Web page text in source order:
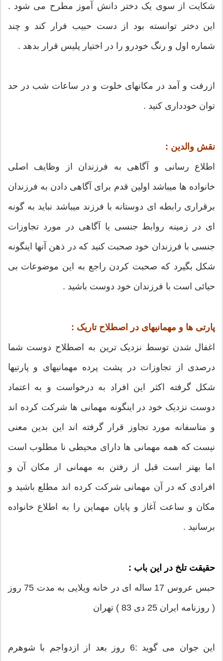
شکایت از سوی یک دختر دانش آموز مطرح می شود .
این دختر توانسته بود از دست حبیب فرار کند و چند
شماره اول و رنگ خودرو را در اختیار پلیس قرار بدهد .
ازرفت و آمد در مکانهای خلوت و در ساعات شب در حد
توان خودداری کنید .
نقش والدین :
اطلاع رسانی و آگاهی به فرزندان از وظایف اصلی
خانواده ها میباشد اولین قدم برای آگاهی دادن به فرزندان
برقراری رابطه ای دوستانه با فرزند میباشد نباید به گونه
ای در زمینه روابط جنسی یا آگاهی در مورد تجاوزات
جنسی با فرزندان خود صحبت کنید که در ذهن آنها اینگونه
شکل بگیرد که صحبت کردن راجع به این موضوعات بی
حیائی است با فرزندان خود دوست باشید .
پارتی ها و مهمانیهای در اصطلاح تاریک :
اغفال شدن توسط نزدیک ترین به اصطلاح دوست شما
درصدی از تجاوزات در پشت پرده مهمانیهای و پارتیها
شکل گرفته اکثر این افراد به درخواست و به اعتماد
دوست نزدیک خود در اینگونه مهمانی ها شرکت کرده اند
و متاسفانه مورد تجاوز قرار گرفته اند این بدین معنی
نیست که همه مهمانی ها دارای محیطی نا مطلوب است
اما بهتر است قبل از رفتن به مهمانی از مکان آن و
افرادی که در آن مهمانی شرکت کرده اند مطلع باشید و
مکان و ساعت آغاز و پایان مهماین را به اطلاع خانواده
برسانید .
حقیقت تلخ در این باب :
حبس عروس 17 ساله ای در خانه ویلایی به مدت 75 روز
( روزنامه ایران 25 دی 83 ) تهران
این جوان می گوید :6 روز بعد از ازدواجم با شوهرم